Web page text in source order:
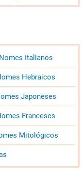
Nomes Italianos
Hebraicos
Japoneses
Franceses
Mitológicos